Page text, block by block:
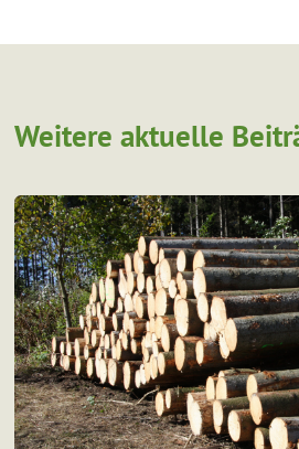
Weitere aktuelle